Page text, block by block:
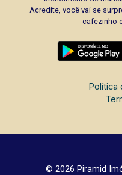
Acredite, você vai se
cafezinho
Política
© 2026 Piramid